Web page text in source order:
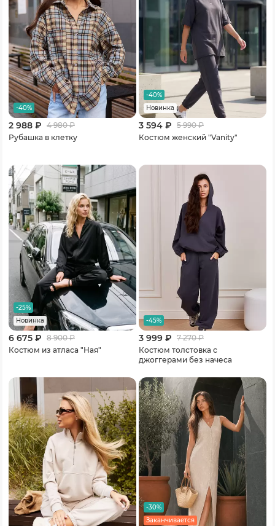
-40%
2 988 ₽ 4 980₽
Рубашка в клетку
-40%
Новинка
3 594 ₽ 5 990₽
Костюм женский "Vanity"
-25%
Новинка
6 675 ₽ 8 900₽
Костюм из атласа "Ная"
-45%
3 999 ₽ 7 270₽
Костюм толстовка с
джоггерами без начеса
-30%
Заканчивается